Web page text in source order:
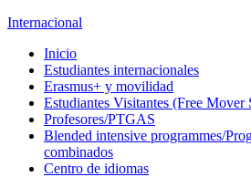
Internacional
Inicio
Estudiantes internacionales
Erasmus+ y movilidad
Estudiantes Visitantes (Free Mover
Profesores/PTGAS
Blended intensive programmes/
combinados
Centro de idiomas